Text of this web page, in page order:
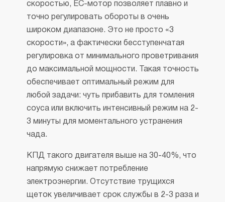
скоростью, EC-мотор позволяет плавно и
точно регулировать обороты в очень
широком диапазоне. Это не просто «3
скорости», а фактически бесступенчатая
регулировка от минимального проветривания
до максимальной мощности. Такая точность
обеспечивает оптимальный режим для
любой задачи: чуть прибавить для томления
соуса или включить интенсивный режим на 2-
3 минуты для моментального устранения
чада.
КПД такого двигателя выше на 30-40%, что
напрямую снижает потребление
электроэнергии. Отсутствие трущихся
щеток увеличивает срок службы в 2-3 раза и